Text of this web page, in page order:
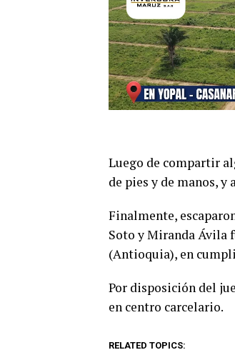
Luego de compartir
de pies y de manos,
Finalmente,
Soto y Miranda Ávila
(Antioquia), en
Por disposición del
en centro carcelario.
RELATED TOPICS: